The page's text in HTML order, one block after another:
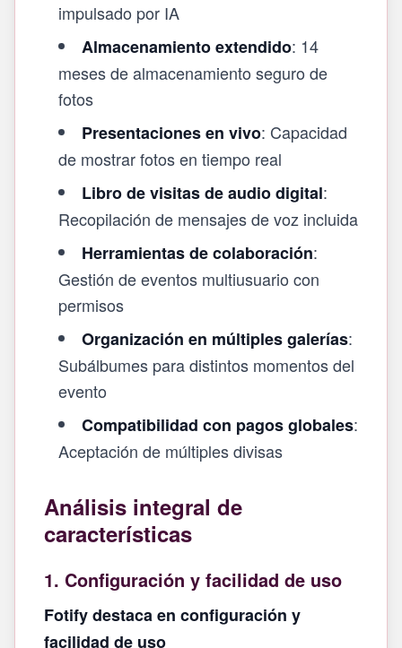
impulsado por IA
Almacenamiento extendido: 14
meses de almacenamiento seguro de
fotos
Presentaciones en vivo: Capacidad
de mostrar fotos en tiempo real
Libro de visitas de audio digital:
Recopilación de mensajes de voz incluida
Herramientas de colaboración:
Gestión de eventos multiusuario con
permisos
Organización en múltiples galerías:
Subálbumes para distintos momentos del
evento
Compatibilidad con pagos globales:
Aceptación de múltiples divisas
Análisis integral de
características
1. Configuración y facilidad de uso
Fotify destaca en configuración y
facilidad de uso